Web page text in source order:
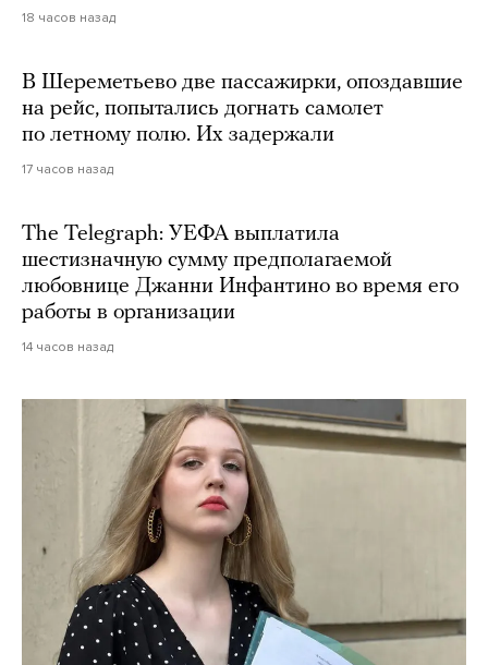
18 часов назад
В Шереметьево две пассажирки, опоздавшие
на рейс, попытались догнать самолет
по летному полю. Их задержали
17 часов назад
The Telegraph: УЕФА выплатила
шестизначную сумму предполагаемой
любовнице Джанни Инфантино во время его
работы в организации
14 часов назад